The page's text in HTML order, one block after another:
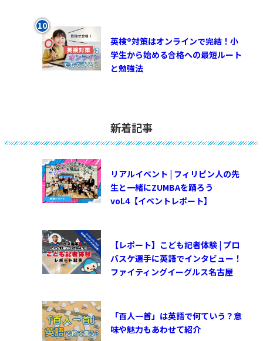
英検®対策はオンラインで完結！小
学生から始める合格への最短ルート
と勉強法
新着記事
リアルイベント | フィリピン人の先
生と一緒にZUMBAを踊ろう
vol.4【イベントレポート】
【レポート】こども記者体験 | プロ
バスケ選手に英語でインタビュー！
ファイティングイーグルス名古屋
「百人一首」は英語で何ていう？意
味や魅力もあわせて紹介